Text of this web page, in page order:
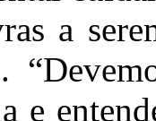
a
e